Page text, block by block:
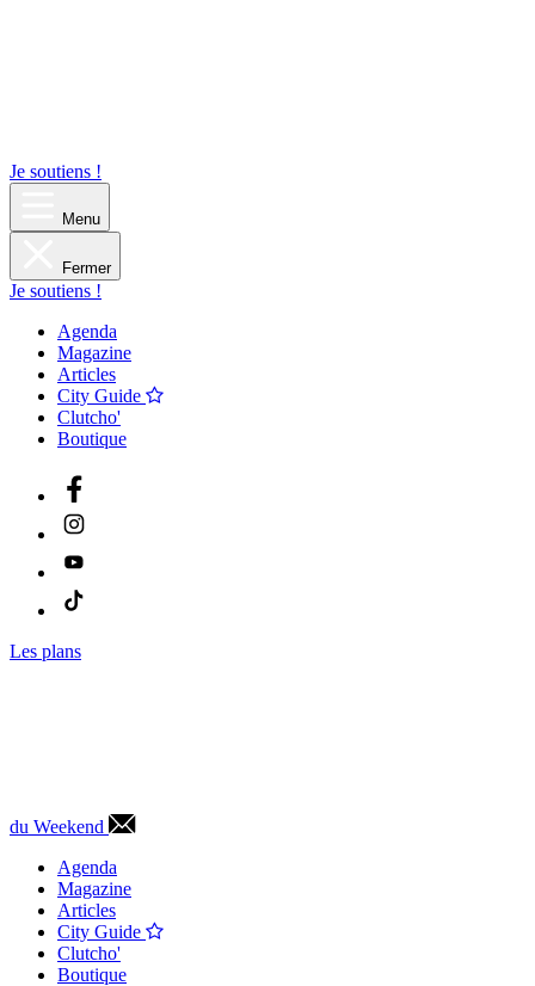
Je soutiens !
Menu
Fermer
Je soutiens !
Agenda
Magazine
Articles
City Guide
Clutcho'
Boutique
Les plans
du Weekend
Agenda
Magazine
Articles
City Guide
Clutcho'
Boutique